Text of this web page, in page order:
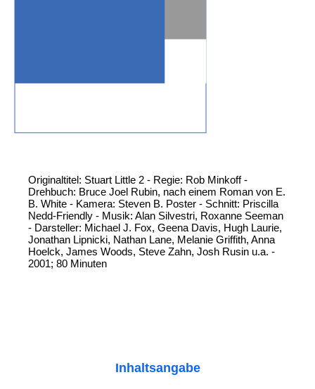
Originaltitel: Stuart Little 2 - Regie: Rob Minkoff -
Drehbuch: Bruce Joel Rubin, nach einem Roman von E.
B. White - Kamera: Steven B. Poster - Schnitt: Priscilla
Nedd-Friendly - Musik: Alan Silvestri, Roxanne Seeman
- Darsteller: Michael J. Fox, Geena Davis, Hugh Laurie,
Jonathan Lipnicki, Nathan Lane, Melanie Griffith, Anna
Hoelck, James Woods, Steve Zahn, Josh Rusin u.a. -
2001; 80 Minuten
Inhaltsangabe